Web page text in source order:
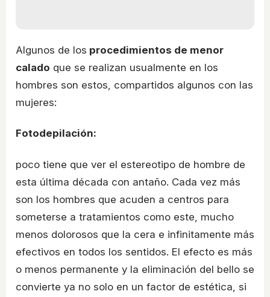
Algunos de los procedimientos de menor
calado que se realizan usualmente en los
hombres son estos, compartidos algunos con las
mujeres:
Fotodepilación:
poco tiene que ver el estereotipo de hombre de
esta última década con antaño. Cada vez más
son los hombres que acuden a centros para
someterse a tratamientos como este, mucho
menos dolorosos que la cera e infinitamente más
efectivos en todos los sentidos. El efecto es más
o menos permanente y la eliminación del bello se
convierte ya no solo en un factor de estética, si